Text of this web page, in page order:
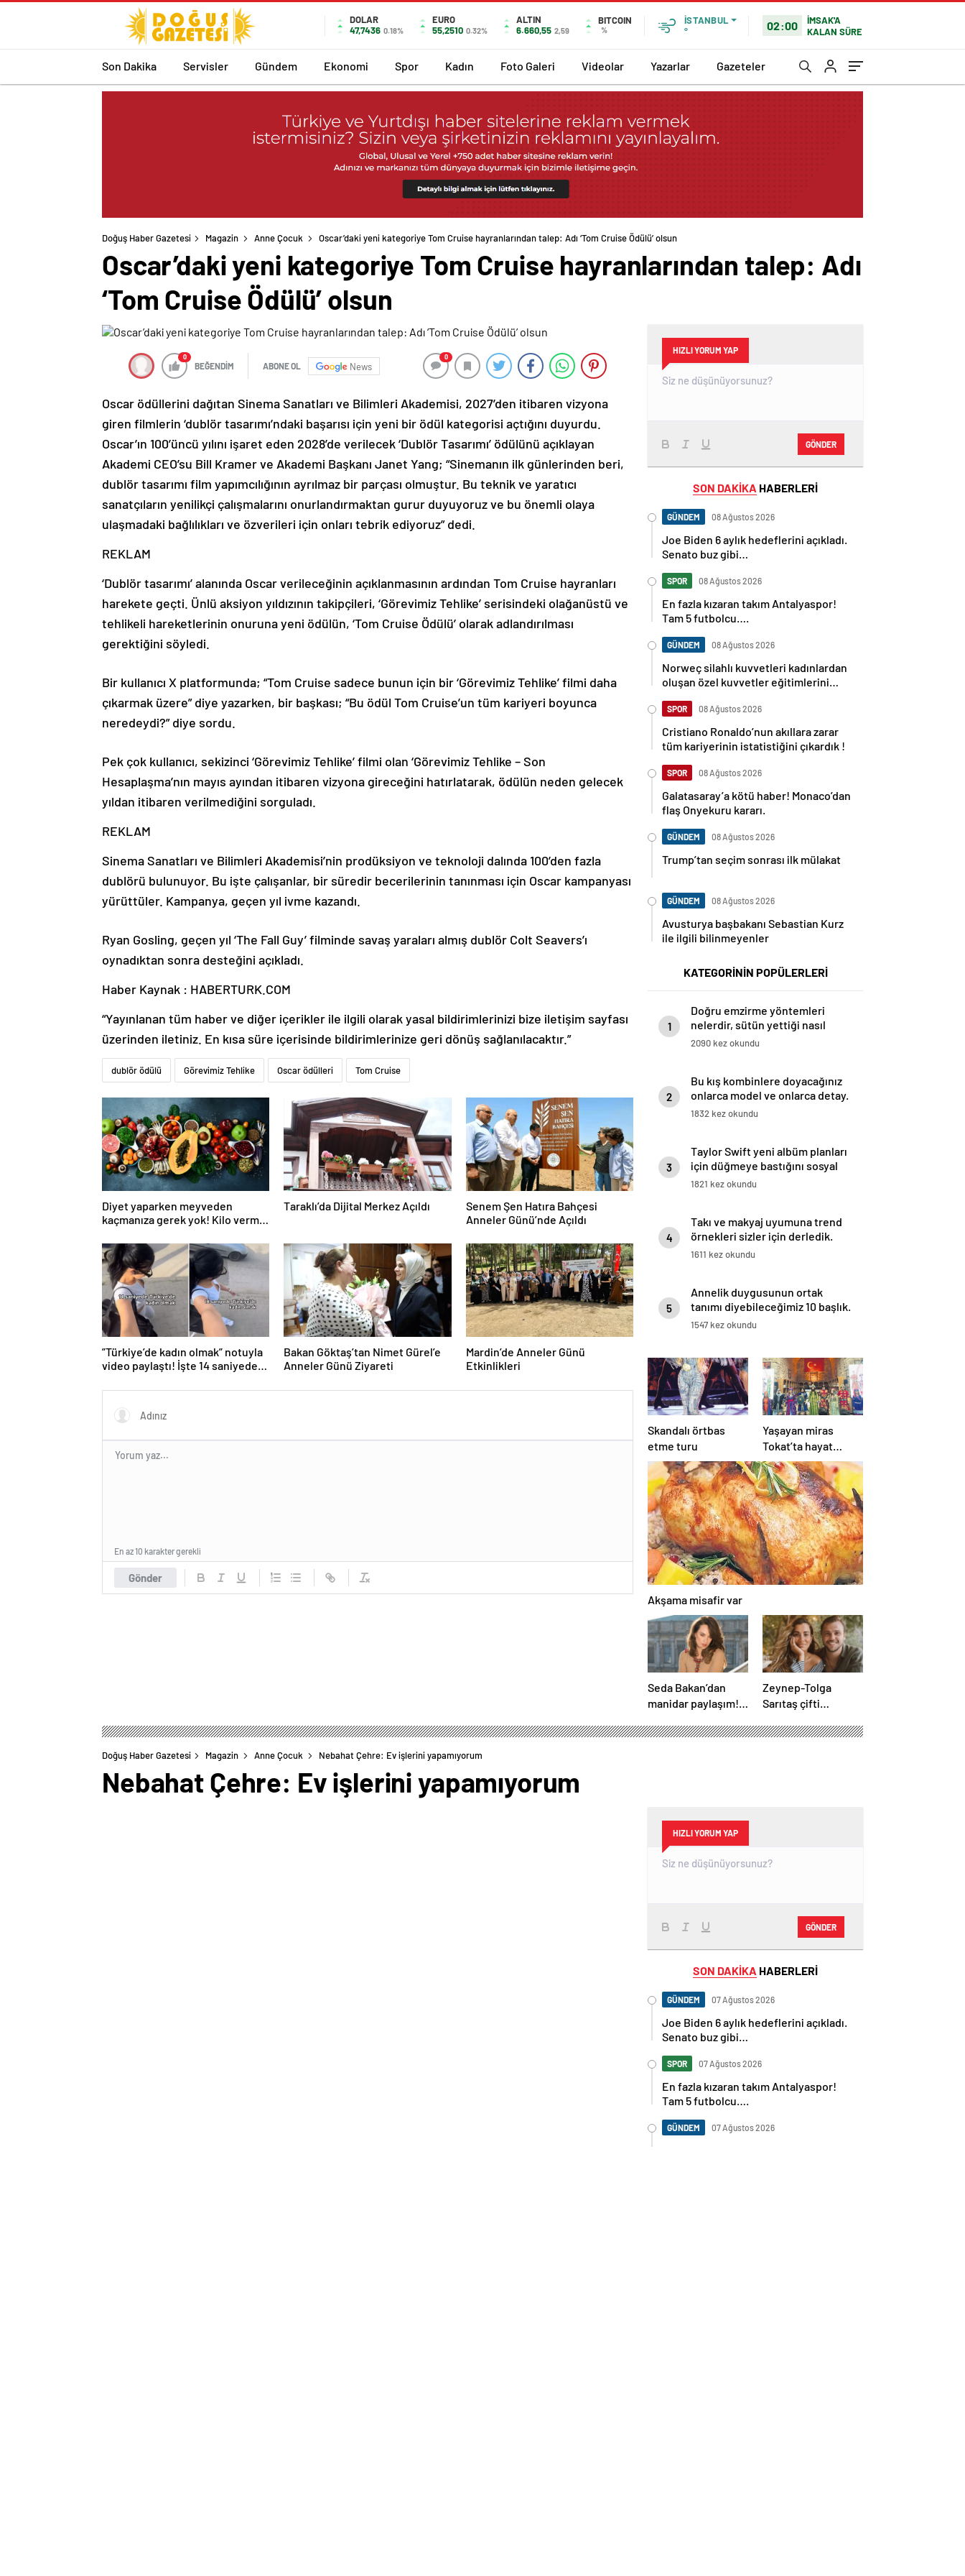
DOLAR
47,7436 0.18%
EURO
55,2510 0.32%
ALTIN
6.660,55 2,59
BITCOIN
%
İSTANBUL
°
02:00
İMSAK'A
KALAN SÜRE
Son Dakika Servisler Gündem Ekonomi Spor Kadın Foto Galeri Videolar Yazarlar Gazeteler
Doğuş Haber Gazetesi Magazin Anne Çocuk Oscar’daki yeni kategoriye Tom Cruise hayranlarından talep: Adı ‘Tom Cruise Ödülü’ olsun
Oscar’daki yeni kategoriye Tom Cruise hayranlarından talep: Adı
‘Tom Cruise Ödülü’ olsun
0
BEĞENDİM ABONE OL News
0
Oscar ödüllerini dağıtan Sinema Sanatları ve Bilimleri Akademisi, 2027’den itibaren vizyona
giren filmlerin ‘dublör tasarımı’ndaki başarısı için yeni bir ödül kategorisi açtığını duyurdu.
Oscar’ın 100’üncü yılını işaret eden 2028’de verilecek ‘Dublör Tasarımı’ ödülünü açıklayan
Akademi CEO’su Bill Kramer ve Akademi Başkanı Janet Yang; “Sinemanın ilk günlerinden beri,
dublör tasarımı film yapımcılığının ayrılmaz bir parçası olmuştur. Bu teknik ve yaratıcı
sanatçıların yenilikçi çalışmalarını onurlandırmaktan gurur duyuyoruz ve bu önemli olaya
ulaşmadaki bağlılıkları ve özverileri için onları tebrik ediyoruz” dedi.
REKLAM
‘Dublör tasarımı’ alanında Oscar verileceğinin açıklanmasının ardından Tom Cruise hayranları
harekete geçti. Ünlü aksiyon yıldızının takipçileri, ‘Görevimiz Tehlike’ serisindeki olağanüstü ve
tehlikeli hareketlerinin onuruna yeni ödülün, ‘Tom Cruise Ödülü’ olarak adlandırılması
gerektiğini söyledi.
Bir kullanıcı X platformunda; “Tom Cruise sadece bunun için bir ‘Görevimiz Tehlike’ filmi daha
çıkarmak üzere” diye yazarken, bir başkası; “Bu ödül Tom Cruise’un tüm kariyeri boyunca
neredeydi?” diye sordu.
Pek çok kullanıcı, sekizinci ‘Görevimiz Tehlike’ filmi olan ‘Görevimiz Tehlike – Son
Hesaplaşma’nın mayıs ayından itibaren vizyona gireceğini hatırlatarak, ödülün neden gelecek
yıldan itibaren verilmediğini sorguladı.
REKLAM
Sinema Sanatları ve Bilimleri Akademisi’nin prodüksiyon ve teknoloji dalında 100’den fazla
dublörü bulunuyor. Bu işte çalışanlar, bir süredir becerilerinin tanınması için Oscar kampanyası
yürüttüler. Kampanya, geçen yıl ivme kazandı.
Ryan Gosling, geçen yıl ‘The Fall Guy’ filminde savaş yaraları almış dublör Colt Seavers’ı
oynadıktan sonra desteğini açıkladı.
Haber Kaynak : HABERTURK.COM
“Yayınlanan tüm haber ve diğer içerikler ile ilgili olarak yasal bildirimlerinizi bize iletişim sayfası
üzerinden iletiniz. En kısa süre içerisinde bildirimlerinize geri dönüş sağlanılacaktır.”
dublör ödülü Görevimiz Tehlike Oscar ödülleri Tom Cruise
Diyet yaparken meyveden
kaçmanıza gerek yok! Kilo verme
Taraklı’da Dijital Merkez Açıldı
Senem Şen Hatıra Bahçesi
Anneler Günü’nde Açıldı
”Türkiye’de kadın olmak” notuyla
video paylaştı! İşte 14 saniyede
Bakan Göktaş’tan Nimet Gürel’e
Anneler Günü Ziyareti
Mardin’de Anneler Günü
Etkinlikleri
Gönder
En az 10 karakter gerekli
HIZLI YORUM YAP
GÖNDER
SON DAKİKA HABERLERİ
GÜNDEM 08 Ağustos 2026
Joe Biden 6 aylık hedeflerini açıkladı.
Senato buz gibi…
SPOR 08 Ağustos 2026
En fazla kızaran takım Antalyaspor!
Tam 5 futbolcu….
GÜNDEM 08 Ağustos 2026
Norweç silahlı kuvvetleri kadınlardan
oluşan özel kuvvetler eğitimlerini
SPOR 08 Ağustos 2026
Cristiano Ronaldo’nun akıllara zarar
tüm kariyerinin istatistiğini çıkardık !
SPOR 08 Ağustos 2026
Galatasaray’a kötü haber! Monaco’dan
flaş Onyekuru kararı.
GÜNDEM 08 Ağustos 2026
Trump’tan seçim sonrası ilk mülakat
GÜNDEM 08 Ağustos 2026
Avusturya başbakanı Sebastian Kurz
ile ilgili bilinmeyenler
KATEGORİNİN POPÜLERLERİ
1
Doğru emzirme yöntemleri
nelerdir, sütün yettiği nasıl
anlaşılır?
2090 kez okundu
2
Bu kış kombinlere doyacağınız
onlarca model ve onlarca detay.
1832 kez okundu
3
Taylor Swift yeni albüm planları
için düğmeye bastığını sosyal
medyadan duyurdu!
1821 kez okundu
4
Takı ve makyaj uyumuna trend
örnekleri sizler için derledik.
1611 kez okundu
5
Annelik duygusunun ortak
tanımı diyebileceğimiz 10 başlık.
1547 kez okundu
Skandalı örtbas
etme turu
Yaşayan miras
Tokat’ta hayat
buldu
Akşama misafir var
Seda Bakan’dan
manidar paylaşım!
mesajının
Zeynep-Tolga
Sarıtaş çifti
cinsiyetini açıkladı!
Doğuş Haber Gazetesi Magazin Anne Çocuk Nebahat Çehre: Ev işlerini yapamıyorum
Nebahat Çehre: Ev işlerini yapamıyorum
HIZLI YORUM YAP
GÖNDER
SON DAKİKA HABERLERİ
GÜNDEM 07 Ağustos 2026
Joe Biden 6 aylık hedeflerini açıkladı.
Senato buz gibi…
SPOR 07 Ağustos 2026
En fazla kızaran takım Antalyaspor!
Tam 5 futbolcu….
GÜNDEM 07 Ağustos 2026